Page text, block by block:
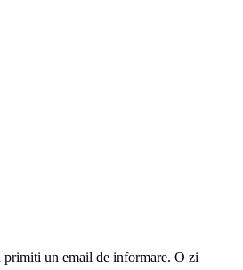
primiti un email de informare. O zi